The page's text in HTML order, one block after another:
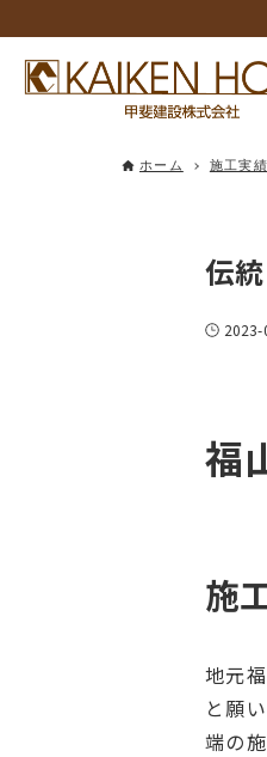
ホーム 施工実績
伝
福
施
地元
と願
端の